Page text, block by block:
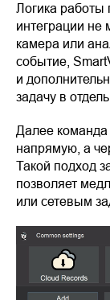
Логика работы
интеграции
камера или
событие,
и
задачу в
Далее команда
напрямую, а
Такой подход
позволяет
или сетевым